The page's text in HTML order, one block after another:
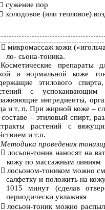
 сужение пор
 холодовое (или тепловое)
 микромассаж кожи
ло- сьона-тоника.
Косметические препараты
и нормальной коже
этилового
с
ингредиенты,
и т. п. При жирной коже –
– этиловый спирт,
растений с
и т.п.
Методика проведения
 лосьон-тоник наносят на
кожу по массажным линиям
 лосьоном-тоником можно
салфетку и положить на
1015 минут (сделав
периодически увлажняя
 лосьон-тоник можно